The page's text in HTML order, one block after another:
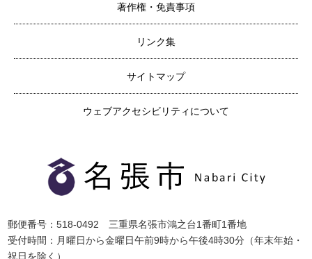
著作権・免責事項
リンク集
サイトマップ
ウェブアクセシビリティについて
郵便番号：518-0492 三重県名張市鴻之台1番町1番地
受付時間：月曜日から金曜日午前9時から午後4時30分（年末年始・
祝日を除く）